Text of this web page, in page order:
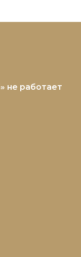
не работает